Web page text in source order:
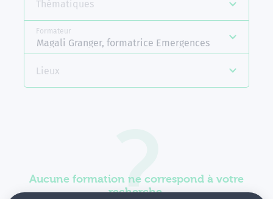
Thématiques
Formateur
Magali Granger, formatrice Emergences
Lieux
Aucune formation ne correspond à votre
recherche.